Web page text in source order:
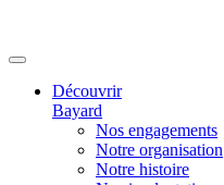
Découvrir
Bayard
Nos engagements
Notre organisation
Notre histoire